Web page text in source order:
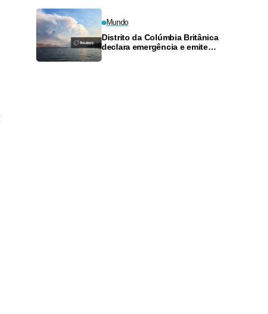
Mundo
Distrito da Colúmbia Britânica
declara emergência e emite